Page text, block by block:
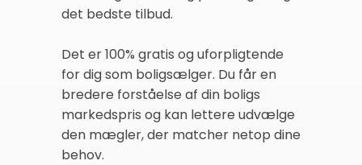
det bedste tilbud.
Det er 100% gratis og uforpligtende
for dig som boligsælger. Du får en
bredere forståelse af din boligs
markedspris og kan lettere udvælge
den mægler, der matcher netop dine
behov.